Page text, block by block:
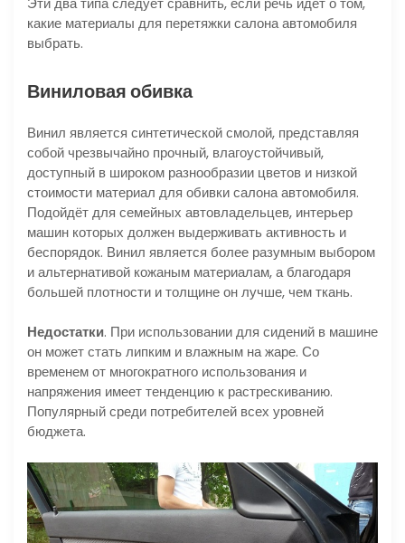
какие материалы для перетяжки салона автомобиля
выбрать.
Виниловая обивка
Винил является синтетической смолой, представляя
собой чрезвычайно прочный, влагоустойчивый,
доступный в широком разнообразии цветов и низкой
стоимости материал для обивки салона автомобиля.
Подойдёт для семейных автовладельцев, интерьер
машин которых должен выдерживать активность и
беспорядок. Винил является более разумным выбором
и альтернативой кожаным материалам, а благодаря
большей плотности и толщине он лучше, чем ткань.
Недостатки. При использовании для сидений в машине
он может стать липким и влажным на жаре. Со
временем от многократного использования и
напряжения имеет тенденцию к растрескиванию.
Популярный среди потребителей всех уровней
бюджета.